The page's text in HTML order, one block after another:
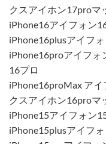
クスアイホン17proマ
iPhone16アイフォン
iPhone16plusアイフ
iPhone16proアイフ
16プロ
iPhone16proMax ア
クスアイホン16proマ
iPhone15アイフォン
iPhone15plusアイフ